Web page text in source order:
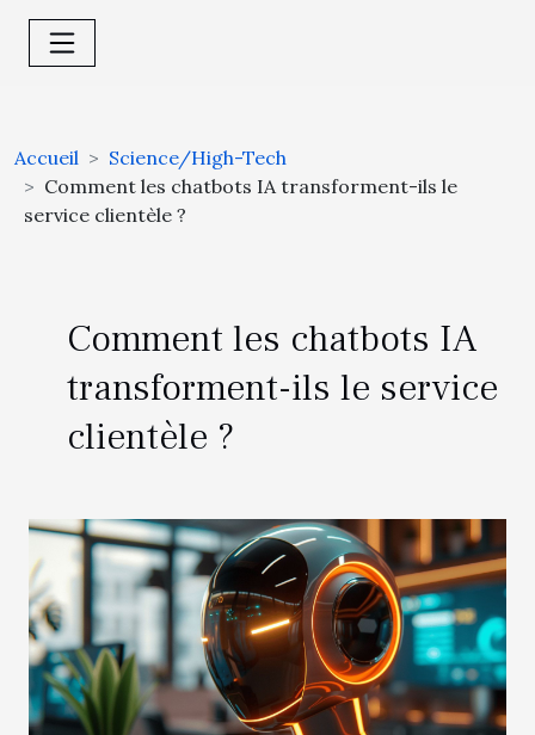
Accueil
Science/High-Tech
Comment les chatbots IA transforment-ils le
service clientèle ?
Comment les chatbots IA
transforment-ils le service
clientèle ?